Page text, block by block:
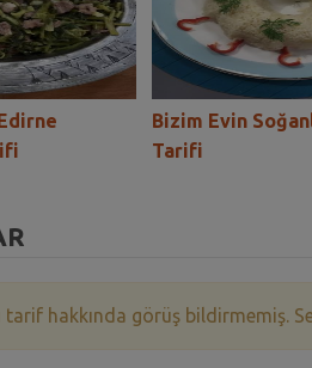
Bizim Evin
Tarifi
tarif hakkında görüş bildirmemiş.